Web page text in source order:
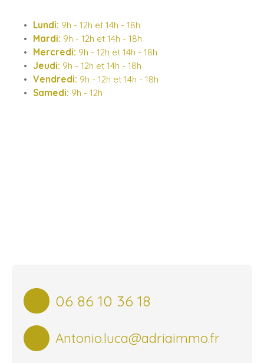
Lundi: 9h - 12h et 14h - 18h
Mardi: 9h - 12h et 14h - 18h
Mercredi: 9h - 12h et 14h - 18h
Jeudi: 9h - 12h et 14h - 18h
Vendredi: 9h - 12h et 14h - 18h
Samedi: 9h - 12h
06 86 10 36 18
Antonio.luca@adriaimmo.fr